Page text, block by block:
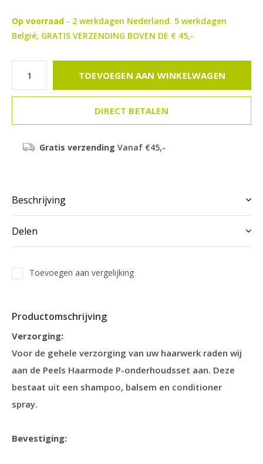
Op voorraad - 2 werkdagen Nederland. 5 werkdagen
België, GRATIS VERZENDING BOVEN DE € 45,-
TOEVOEGEN AAN WINKELWAGEN
DIRECT BETALEN
Gratis verzending Vanaf €45,-
Beschrijving
Delen
Toevoegen aan vergelijking
Productomschrijving
Verzorging:
Voor de gehele verzorging van uw haarwerk raden wij
aan de Peels Haarmode P-onderhoudsset aan. Deze
bestaat uit een shampoo, balsem en conditioner
spray.
Bevestiging: